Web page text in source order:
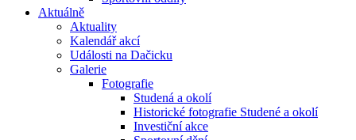
Aktuálně
Aktuality
Kalendář akcí
Události na Dačicku
Galerie
Fotografie
Studená a okolí
Historické fotografie Studené a okolí
Investiční akce